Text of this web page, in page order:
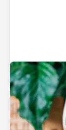
纯净的初榨椰